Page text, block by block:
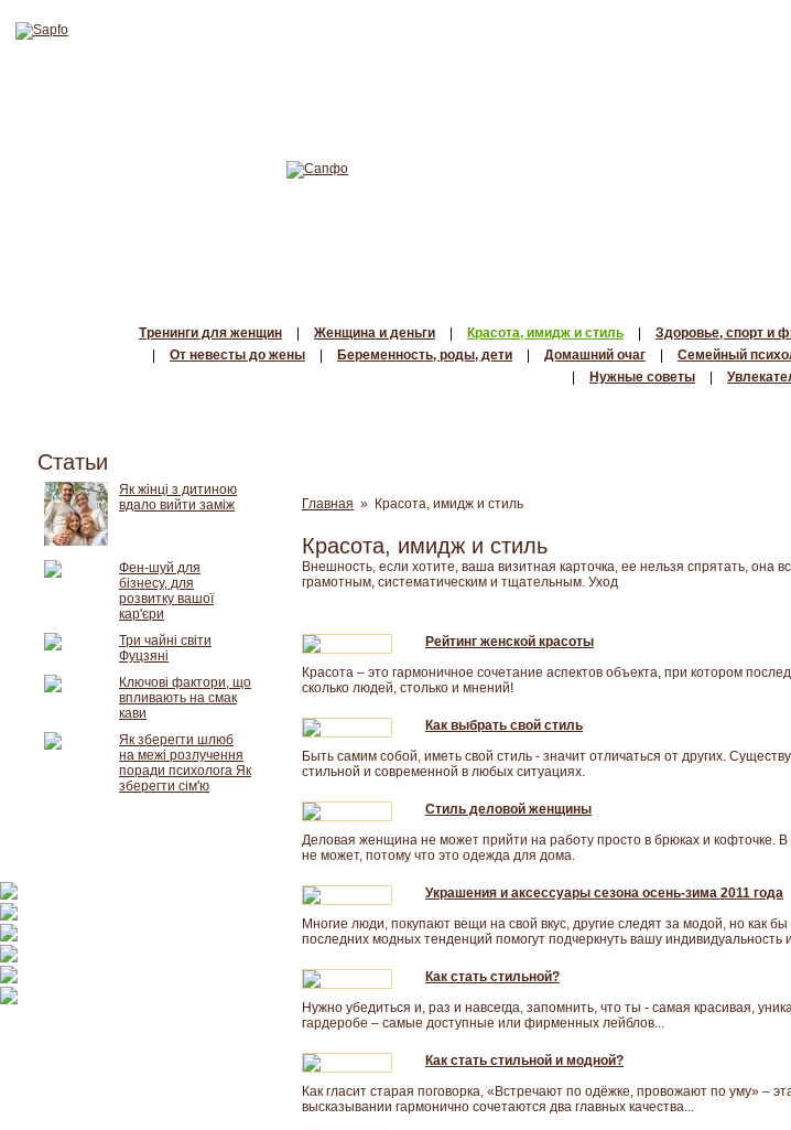
Тренинги для женщин Женщина и деньги Красота, имидж и стиль Здоровье, спорт и
От невесты до жены Беременность, роды, дети Домашний очаг Семейный
Нужные советы
Главная » Красота, имидж и стиль
Красота, имидж и стиль
Внешность, если хотите, ваша визитная карточка, ее нельзя спрятать, она
грамотным, систематическим и тщательным. Уход
Рейтинг женской красоты
Красота – это гармоничное сочетание аспектов объекта, при котором
сколько людей, столько и мнений!
Как выбрать свой стиль
Быть самим собой, иметь свой стиль - значит отличаться от других.
стильной и современной в любых ситуациях.
Стиль деловой женщины
Деловая женщина не может прийти на работу просто в брюках и кофточке.
не может, потому что это одежда для дома.
Украшения и аксессуары сезона осень-зима 2011 года
Многие люди, покупают вещи на свой вкус, другие следят за модой, но как
последних модных тенденций помогут подчеркнуть вашу индивидуальность
Как стать стильной?
Нужно убедиться и, раз и навсегда, запомнить, что ты - самая красивая,
гардеробе – самые доступные или фирменных лейблов...
Как стать стильной и модной?
Как гласит старая поговорка, «Встречают по одёжке, провожают по уму» –
высказывании гармонично сочетаются два главных качества...
Статьи
Як жінці з дитиною
вдало вийти заміж
Фен-шуй для
бізнесу, для
розвитку вашої
кар'єри
Три чайні світи
Фуцзяні
Ключові фактори, що
впливають на смак
кави
Як зберегти шлюб
на межі розлучення
поради психолога Як
зберегти сім'ю